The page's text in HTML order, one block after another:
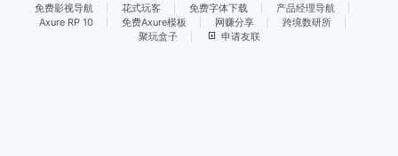
免费影视导航
花式玩客 免费字体下载
产品经理导航
Axure RP 10
免费Axure模板 网赚分享
跨境数研所
聚玩盒子
申请友联